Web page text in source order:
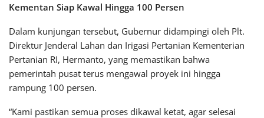
Kementan Siap Kawal Hingga 100 Persen
Dalam kunjungan tersebut, Gubernur didampingi oleh Plt.
Direktur Jenderal Lahan dan Irigasi Pertanian Kementerian
Pertanian RI, Hermanto, yang memastikan bahwa
pemerintah pusat terus mengawal proyek ini hingga
rampung 100 persen.
“Kami pastikan semua proses dikawal ketat, agar selesai